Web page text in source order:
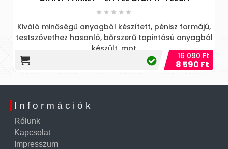
anyagból készített, pénisz formájú,
hasonló, bőrszerű tapintású anyagból
készült, mot
16 090 Ft
8 590 Ft
Pénisz
tapintású
Információk
Rólunk
Kapcsolat
Impresszum